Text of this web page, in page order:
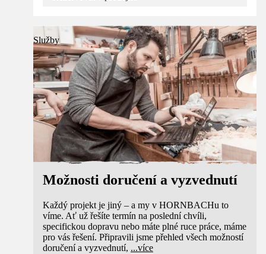
Služby
Možnosti doručení a vyzvednutí
Každý projekt je jiný – a my v HORNBACHu to
víme. Ať už řešíte termín na poslední chvíli,
specifickou dopravu nebo máte plné ruce práce, máme
pro vás řešení. Připravili jsme přehled všech možností
doručení a vyzvednutí, ...více